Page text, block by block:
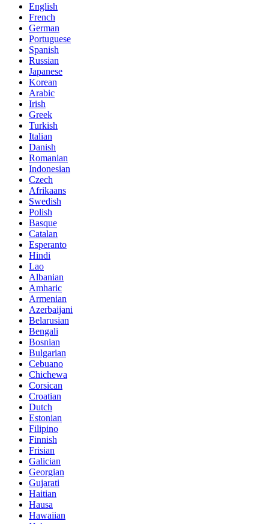
English
French
German
Portuguese
Spanish
Russian
Japanese
Korean
Arabic
Irish
Greek
Turkish
Italian
Danish
Romanian
Indonesian
Czech
Afrikaans
Swedish
Polish
Basque
Catalan
Esperanto
Hindi
Lao
Albanian
Amharic
Armenian
Azerbaijani
Belarusian
Bengali
Bosnian
Bulgarian
Cebuano
Chichewa
Corsican
Croatian
Dutch
Estonian
Filipino
Finnish
Frisian
Galician
Georgian
Gujarati
Haitian
Hausa
Hawaiian